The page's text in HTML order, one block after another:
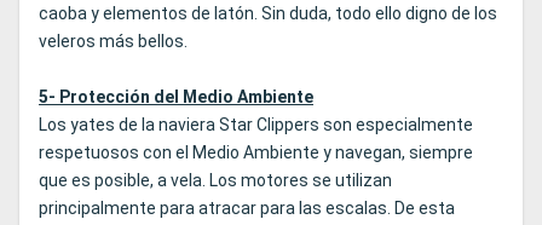
caoba y elementos de latón. Sin duda, todo ello digno de los
veleros más bellos.
5- Protección del Medio Ambiente
Los yates de la naviera Star Clippers son especialmente
respetuosos con el Medio Ambiente y navegan, siempre
que es posible, a vela. Los motores se utilizan
principalmente para atracar para las escalas. De esta